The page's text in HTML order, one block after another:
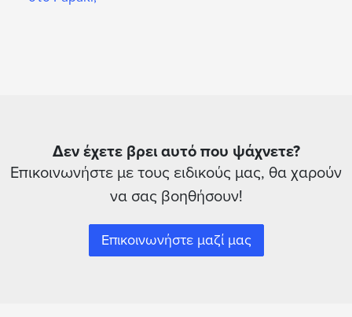
Δεν έχετε βρει αυτό που ψάχνετε?
Επικοινωνήστε με τους ειδικούς μας, θα χαρούν
να σας βοηθήσουν!
Επικοινωνήστε μαζί μας